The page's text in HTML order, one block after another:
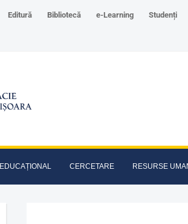
Editură Bibliotecă e-Learning Studenți
EDUCAȚIONAL CERCETARE RESURSE